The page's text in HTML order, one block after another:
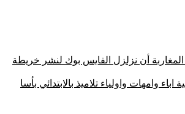
أن نزلزل الفايس بوك لنشر خريطة
وامهات واولياء تلاميذ بالابتدائي بأسا